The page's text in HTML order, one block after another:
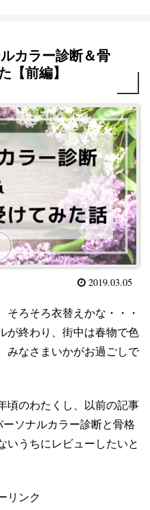
カラー診断＆骨
【前編】
2019.03.05
ろそろ衣替えかな・・・
が終わり、街中は春物で色
みなさまいかがお過ごしで
頃のわたくし、以前の記事
ーソナルカラー診断と骨格
いうちにレビューしたいと
リンク